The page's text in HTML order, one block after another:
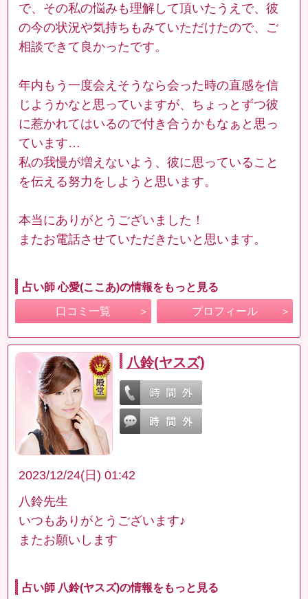
で、その私の悩みも理解して頂いたうえで、彼
の今の状況や気持ちもみていただけたので、ご
相談できて良かったです。
年内もう一度会えそうなら会った時の直感を信
じようかなと思っていますが、ちょっとずつ彼
に惹かれてはいるので付き合うかもなぁと思っ
ています…
私の我慢が増えないよう、彼に思っていること
を伝える努力をしようと思います。
本当にありがとうございました！
またお電話させていただきたいと思います。
占い師 心愛(ここあ)の情報をもっと見る
口コミ一覧 プロフィール
八鈴(ヤスズ)
2023/12/24(日) 01:42
八鈴先生
いつもありがとうございます♪
またお願いします
占い師 八鈴(ヤスズ)の情報をもっと見る